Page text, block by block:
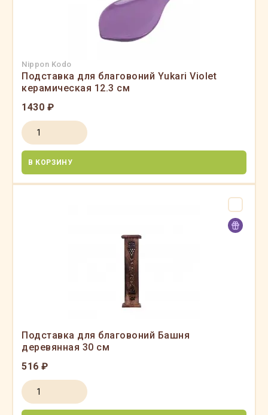
Nippon Kodo
Подставка для благовоний Yukari Violet
керамическая 12.3 см
1430 ₽
В КОРЗИНУ
Подставка для благовоний Башня
деревянная 30 см
516 ₽